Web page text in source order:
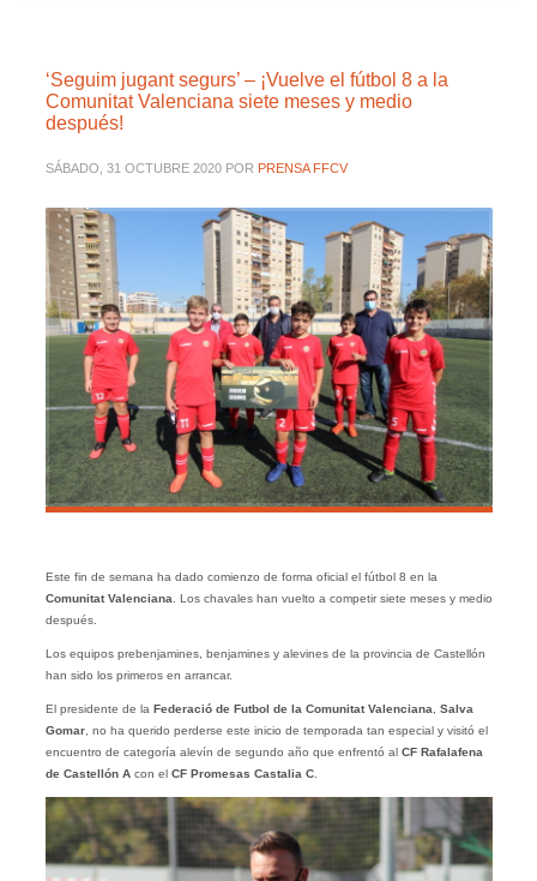
‘Seguim jugant segurs’ – ¡Vuelve el fútbol 8 a la
Comunitat Valenciana siete meses y medio
después!
SÁBADO, 31 OCTUBRE 2020 POR PRENSA FFCV
Este fin de semana ha dado comienzo de forma oficial el fútbol 8 en la
Comunitat Valenciana . Los chavales han vuelto a competir siete meses y medio
después.
Los equipos prebenjamines, benjamines y alevines de la provincia de Castellón
han sido los primeros en arrancar.
El presidente de la Federació de Futbol de la Comunitat Valenciana
Salva
Gomar, no ha querido perderse este inicio de temporada tan especial y visitó el
encuentro de categoría alevín de segundo año que enfrentó alCF Rafalafena
de Castellón Acon elCF Promesas Castalia C.